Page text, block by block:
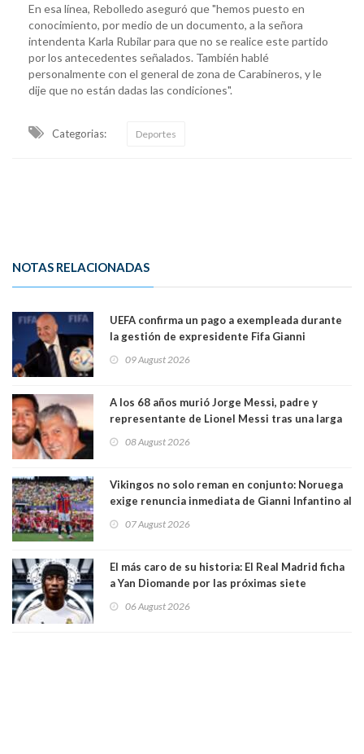
En esa línea, Rebolledo aseguró que "hemos puesto en
conocimiento, por medio de un documento, a la señora
intendenta Karla Rubilar para que no se realice este partido
por los antecedentes señalados. También hablé
personalmente con el general de zona de Carabineros, y le
dije que no están dadas las condiciones".
Categorias: Deportes
NOTAS RELACIONADAS
UEFA confirma un pago a exempleada durante
la gestión de expresidente Fifa Gianni
relación sentimental
09 August 2026
A los 68 años murió Jorge Messi, padre y
representante de Lionel Messi tras una larga
08 August 2026
Vikingos no solo reman en conjunto: Noruega
exige renuncia inmediata de Gianni Infantino al
07 August 2026
El más caro de su historia: El Real Madrid ficha
a Yan Diomande por las próximas siete
06 August 2026